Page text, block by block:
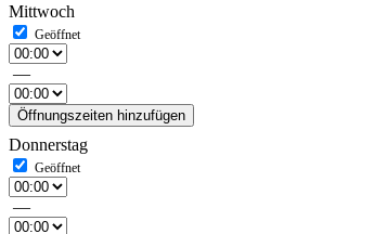
Mittwoch
—
Öffnungszeiten hinzufügen
Donnerstag
—